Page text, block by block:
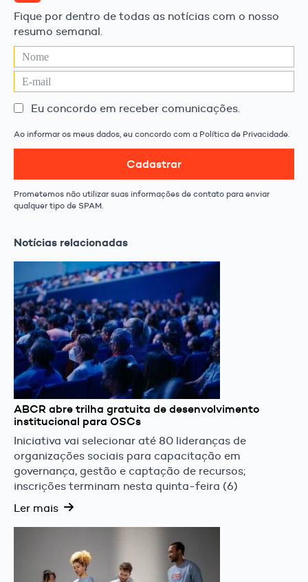
Fique por dentro de todas as notícias com o nosso
resumo semanal.
Eu concordo em receber comunicações.
Ao informar os meus dados, eu concordo com a Política de Privacidade.
Cadastrar
Prometemos não utilizar suas informações de contato para enviar
qualquer tipo de SPAM.
Notícias relacionadas
ABCR abre trilha gratuita de desenvolvimento
institucional para OSCs
Iniciativa vai selecionar até 80 lideranças de
organizações sociais para capacitação em
governança, gestão e captação de recursos;
inscrições terminam nesta quinta-feira (6)
Ler mais